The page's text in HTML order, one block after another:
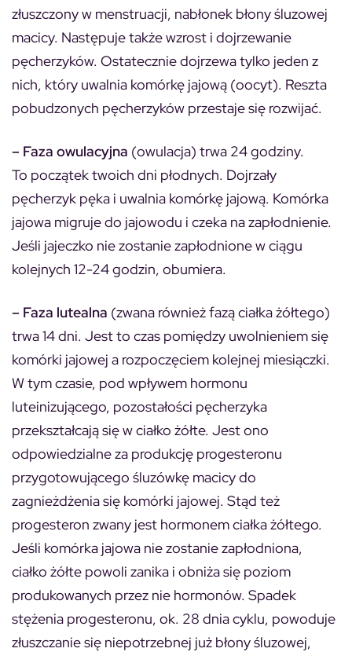
złuszczony w menstruacji, nabłonek błony śluzowej
macicy. Następuje także wzrost i dojrzewanie
pęcherzyków. Ostatecznie dojrzewa tylko jeden z
nich, który uwalnia komórkę jajową (oocyt). Reszta
pobudzonych pęcherzyków przestaje się rozwijać.
– Faza owulacyjna (owulacja) trwa 24 godziny.
To początek twoich dni płodnych. Dojrzały
pęcherzyk pęka i uwalnia komórkę jajową. Komórka
jajowa migruje do jajowodu i czeka na zapłodnienie.
Jeśli jajeczko nie zostanie zapłodnione w ciągu
kolejnych 12-24 godzin, obumiera.
– Faza lutealna (zwana również fazą ciałka żółtego)
trwa 14 dni. Jest to czas pomiędzy uwolnieniem się
komórki jajowej a rozpoczęciem kolejnej miesiączki.
W tym czasie, pod wpływem hormonu
luteinizującego, pozostałości pęcherzyka
przekształcają się w ciałko żółte. Jest ono
odpowiedzialne za produkcję progesteronu
przygotowującego śluzówkę macicy do
zagnieżdżenia się komórki jajowej. Stąd też
progesteron zwany jest hormonem ciałka żółtego.
Jeśli komórka jajowa nie zostanie zapłodniona,
ciałko żółte powoli zanika i obniża się poziom
produkowanych przez nie hormonów. Spadek
stężenia progesteronu, ok. 28 dnia cyklu, powoduje
złuszczanie się niepotrzebnej już błony śluzowej,